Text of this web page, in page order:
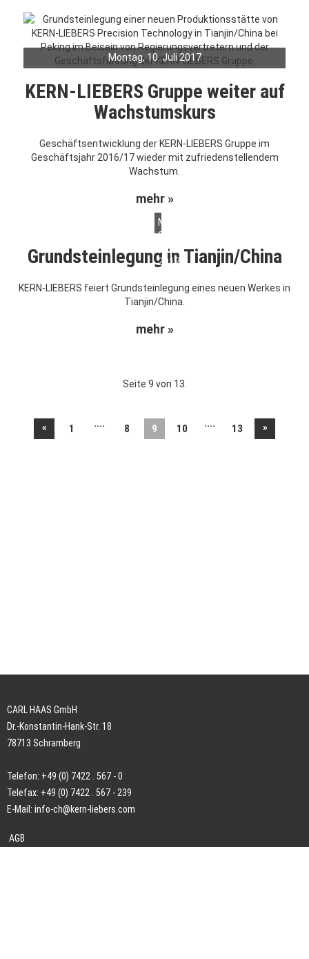
Montag, 10. Juli 2017
KERN-LIEBERS Gruppe weiter auf
Wachstumskurs
Geschäftsentwicklung der KERN-LIEBERS Gruppe im
Geschäftsjahr 2016/17 wieder mit zufriedenstellendem
Wachstum.
mehr »
Mittwoch,
05.
Juli
2017
Grundsteinlegung in Tianjin/China
KERN-LIEBERS feiert Grundsteinlegung eines neuen Werkes in
Tianjin/China.
mehr »
Seite 9 von 13.
« 1 .... 8 9 10 .... 13 »
CARL HAAS GmbH
Dr.-Konstantin-Hank-Str. 18
78713 Schramberg
Telefon: +49 (0) 7422 . 567 - 0
Telefax: +49 (0) 7422 . 567 - 239
E-Mail: info-ch@kern-liebers.com
AGB